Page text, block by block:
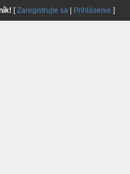
[Zaregistrujte sa| Prihlásenie ]